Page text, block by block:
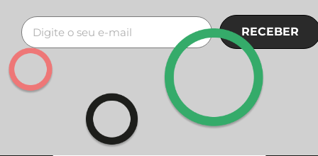
RECEBER